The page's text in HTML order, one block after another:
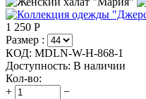
1 250 Р
Размер :
КОД: MDLN-W-H-868-1
Доступность: В наличии
Кол-во:
+
−